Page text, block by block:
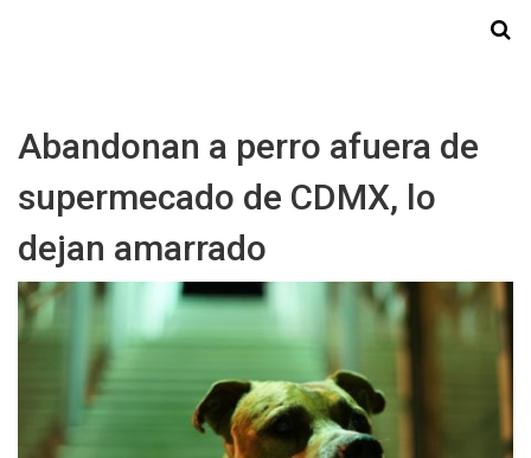
Abandonan a perro afuera de
supermecado de CDMX, lo
dejan amarrado